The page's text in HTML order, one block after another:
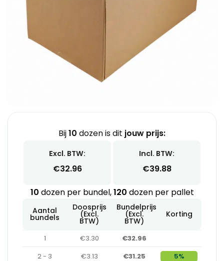
Bij10 dozen is dit jouw prijs:
Excl. BTW:
€32.96
Incl. BTW:
€39.88
10 dozen per bundel,120 dozen per pallet
Aantal
bundels
Doosprijs
(Excl.
BTW)
Bundelprijs
(Excl.
BTW)
Korting
1 €3.30
€32.96
2 - 3
€3.13 €31.25 5%